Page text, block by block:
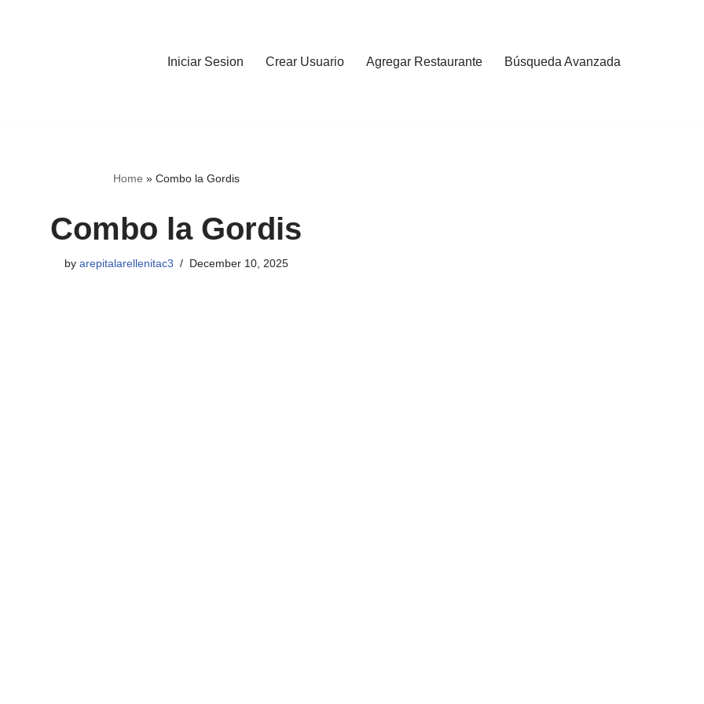
Iniciar Sesion Crear Usuario Agregar Restaurante Búsqueda Avanzada
Home » Combo la Gordis
Combo la Gordis
by arepitalarellenitac3 December 10, 2025